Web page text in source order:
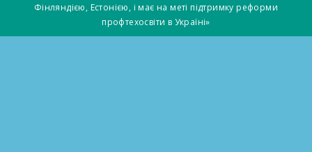
Фінляндією, Естонією, і має на меті підтримку реформи
профтехосвіти в Україні»